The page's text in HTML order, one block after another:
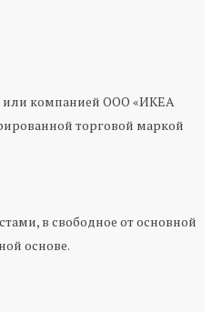
или компанией ООО «ИКЕА
торговой маркой
в свободное от основной
основе.